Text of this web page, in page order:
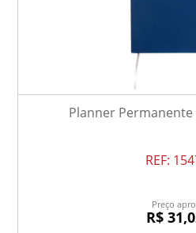
Planner
REF:
Preço
R$